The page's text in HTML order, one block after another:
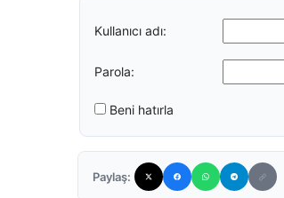
Kullanıcı adı:
Parola:
Beni hatırla
Paylaş: